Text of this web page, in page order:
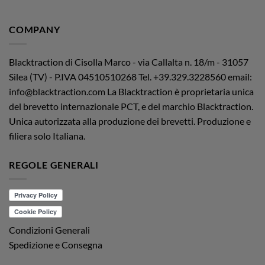
COMPANY
Blacktraction di Cisolla Marco - via Callalta n. 18/m - 31057
Silea (TV) - P.IVA 04510510268Tel. +39.329.3228560 email:
info@blacktraction.com La Blacktraction è proprietaria unica
del brevetto internazionale PCT, e del marchio Blacktraction.
Unica autorizzata alla produzione dei brevetti. Produzione e
filiera solo Italiana.
REGOLE GENERALI
Condizioni Generali
Spedizione e Consegna